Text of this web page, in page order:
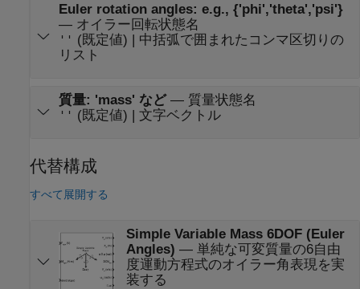
Euler rotation angles: e.g., {'phi','theta','psi'}
— オイラー回転状態名
''
(既定値) | 中括弧で囲まれたコンマ区切りの
リスト
質量: 'mass' など— 質量状態名
'' (既定値) | 文字ベクトル
代替構成
すべて展開する
Simple Variable Mass 6DOF (Euler
Angles) —単純な可変質量の6自由
度運動方程式のオイラー角表現を実
装する